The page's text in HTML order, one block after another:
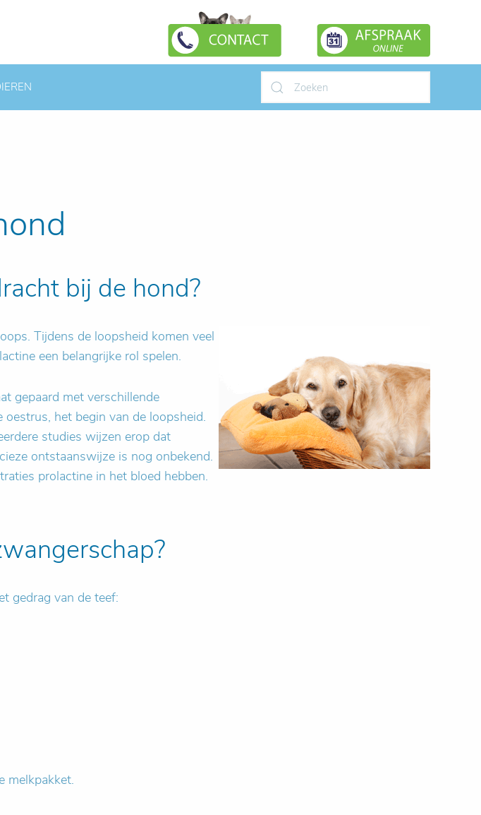
Type 2 or more characters for
bij de hond?
Tijdens de loopsheid komen veel
een belangrijke rol spelen.
gepaard met verschillende
het begin van de loopsheid.
studies wijzen erop dat
ontstaanswijze is nog onbekend.
prolactine in het bloed hebben.
gedrag van de teef:
melkpakket.